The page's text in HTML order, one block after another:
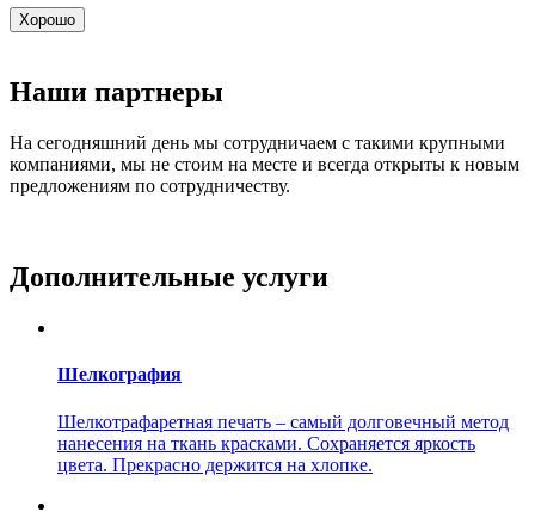
Хорошо
Наши партнеры
На сегодняшний день мы сотрудничаем с такими крупными
компаниями, мы не стоим на месте и всегда открыты к новым
предложениям по сотрудничеству.
Дополнительные услуги
Шелкография
Шелкотрафаретная печать – самый долговечный метод
нанесения на ткань красками. Сохраняется яркость
цвета. Прекрасно держится на хлопке.